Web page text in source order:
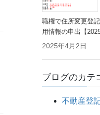
職権で住所変更登
用情報の申出【
2025年4月2日
ブログのカテ
不動産登